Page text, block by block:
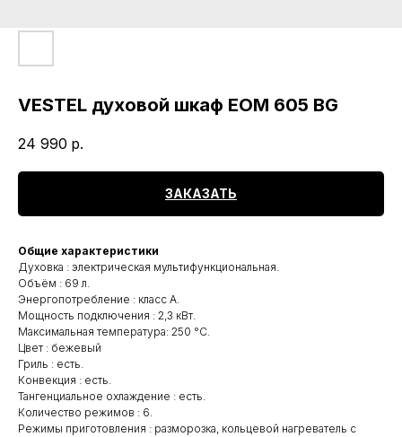
VESTEL духовой шкаф ЕОМ 605 BG
24 990 р.
ЗАКАЗАТЬ
Общие характеристики
Духовка : электрическая мультифункциональная.
Объём : 69 л.
Энергопотребление : класс А.
Мощность подключения : 2,3 кВт.
Максимальная температура: 250 °C.
Цвет : бежевый
Гриль : есть.
Конвекция : есть.
Тангенциальное охлаждение : есть.
Количество режимов : 6.
Режимы приготовления : разморозка, кольцевой нагреватель с